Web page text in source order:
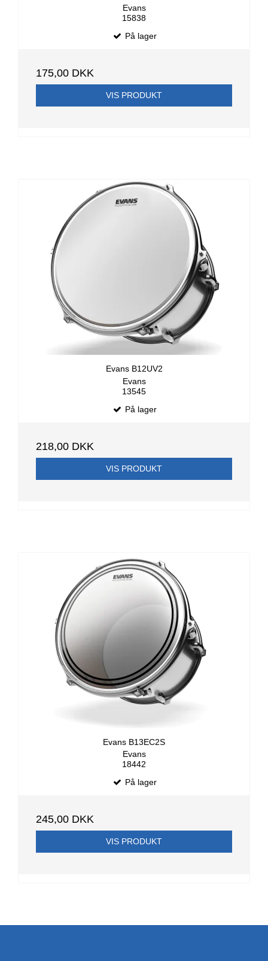
Evans
15838
På lager
175,00 DKK
VIS PRODUKT
Evans B12UV2
Evans
13545
På lager
218,00 DKK
VIS PRODUKT
Evans B13EC2S
Evans
18442
På lager
245,00 DKK
VIS PRODUKT